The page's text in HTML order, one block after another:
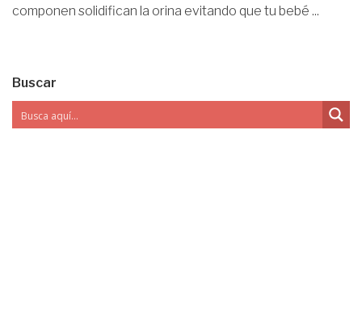
componen solidifican la orina evitando que tu bebé ...
Buscar